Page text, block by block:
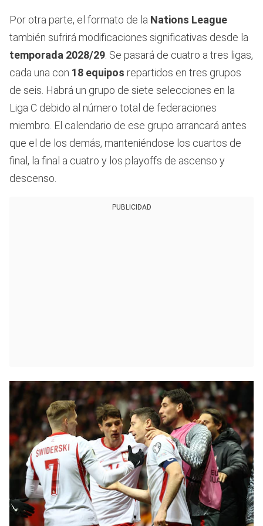
Por otra parte, el formato de la Nations League
también sufrirá modificaciones significativas desde la
temporada 2028/29 . Se pasará de cuatro a tres ligas,
cada una con 18 equipos repartidos en tres grupos
de seis. Habrá un grupo de siete selecciones en la
Liga C debido al número total de federaciones
miembro. El calendario de ese grupo arrancará antes
que el de los demás, manteniéndose los cuartos de
final, la final a cuatro y los playoffs de ascenso y
descenso.
PUBLICIDAD